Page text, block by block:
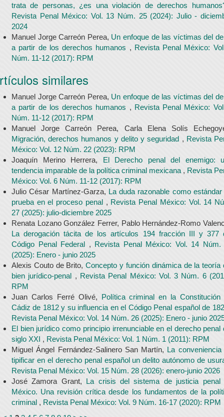
trata de personas, ¿es una violación de derechos
Revista Penal México: Vol. 13 Núm. 25 (2024): Julio -
2024
Manuel Jorge Carreón Perea, Un enfoque de las víctimas del
a partir de los derechos humanos , Revista Penal México:
Núm. 11-12 (2017): RPM
similares
Manuel Jorge Carreón Perea, Un enfoque de las víctimas del
a partir de los derechos humanos , Revista Penal México:
Núm. 11-12 (2017): RPM
Manuel Jorge Carreón Perea, Carla Elena Solís
Migración, derechos humanos y delito y seguridad , Revista
México: Vol. 12 Núm. 22 (2023): RPM
Joaquín Merino Herrera, El Derecho penal del enemigo:
tendencia imparable de la política criminal mexicana , Revista
México: Vol. 6 Núm. 11-12 (2017): RPM
Julio César Martínez-Garza, La duda razonable como estándar
prueba en el proceso penal , Revista Penal México: Vol. 14
27 (2025): julio-diciembre 2025
Renata Lozano González Ferrer, Pablo Hernández-Romo
La derogación tácita de los artículos 194 fracción III y 377
Código Penal Federal , Revista Penal México: Vol. 14 Núm.
(2025): Enero - junio 2025
Alexis Couto de Brito,Concepto y función dinámica de la teoría
bien jurídico-penal , Revista Penal México: Vol. 3 Núm. 6
RPM
Juan Carlos Ferré Olivé, Política criminal en la Constitución
Cádiz de 1812 y su influencia en el Código Penal español de
Revista Penal México: Vol. 14 Núm. 26 (2025): Enero - junio
El bien jurídico como principio irrenunciable en el derecho penal
siglo XXI , Revista Penal México: Vol. 1 Núm. 1 (2011): RPM
Miguel Ángel Fernández-Salinero San Martín, La conveniencia
tipificar en el derecho penal español un delito autónomo de
Revista Penal México: Vol. 15 Núm. 28 (2026): enero-junio 2026
José Zamora Grant, La crisis del sistema de justicia penal
México. Una revisión crítica desde los fundamentos de la
criminal , Revista Penal México: Vol. 9 Núm. 16-17 (2020): RPM